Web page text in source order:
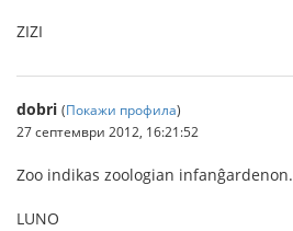
ZIZI
dobri (Покажи профила)
27 септември 2012, 16:21:52
Zoo indikas zoologian infanĝardenon.
LUNO